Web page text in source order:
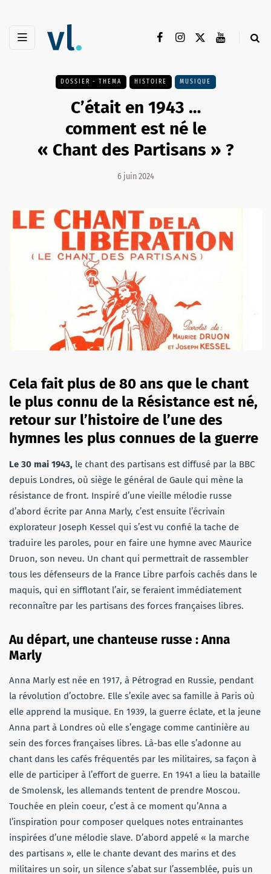
DOSSIER - THEMA HISTOIRE MUSIQUE
C’était en 1943 …
comment est né le
« Chant des Partisans » ?
6 juin 2024
Cela fait plus de 80 ans que le chant
le plus connu de la Résistance est né,
retour sur l’histoire de l’une des
hymnes les plus connues de la guerre
Le 30 mai 1943, le chant des partisans est diffusé par la BBC
depuis Londres, où siège le général de Gaule qui mène la
résistance de front. Inspiré d’une vieille mélodie russe
d’abord écrite par Anna Marly, c’est ensuite l’écrivain
explorateur Joseph Kessel qui s’est vu confié la tache de
traduire les paroles, pour en faire une hymne avec Maurice
Druon, son neveu. Un chant qui permettrait de rassembler
tous les défenseurs de la France Libre parfois cachés dans le
maquis, qui en sifflotant l’air, se feraient immédiatement
reconnaître par les partisans des forces françaises libres.
Au départ, une chanteuse russe : Anna
Marly
Anna Marly est née en 1917, à Pétrograd en Russie, pendant
la révolution d’octobre. Elle s’exile avec sa famille à Paris où
elle apprend la musique. En 1939, la guerre éclate, et la jeune
Anna part à Londres où elle s’engage comme cantinière au
sein des forces françaises libres. Là-bas elle s’adonne au
chant dans les cafés fréquentés par les militaires, sa façon à
elle de participer à l’effort de guerre. En 1941 a lieu la bataille
de Smolensk, les allemands tentent de prendre Moscou.
Touchée en plein coeur, c’est à ce moment qu’Anna a
l’inspiration pour composer quelques notes entrainantes
inspirées d’une mélodie slave. D’abord appelé « la marche
des partisans », elle le chante devant des marins et des
militaires un soir, un silence s’abat sur l’assemblée, puis un